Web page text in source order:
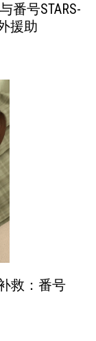
番号STARS-
援助
救：番号